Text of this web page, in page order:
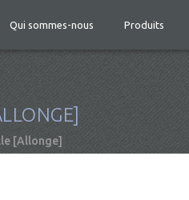
Qui sommes-nous Produits
[Allonge]